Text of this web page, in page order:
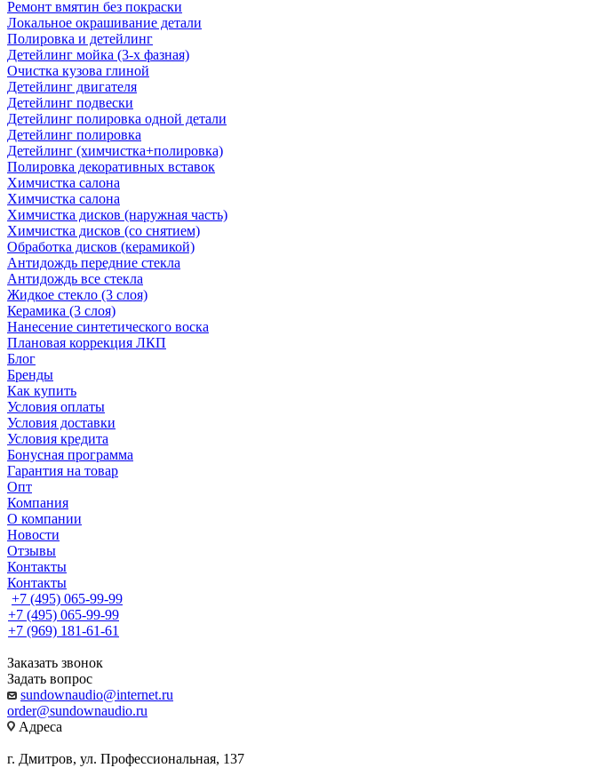
Ремонт вмятин без покраски
Локальное окрашивание детали
Полировка и детейлинг
Детейлинг мойка (3-х фазная)
Очистка кузова глиной
Детейлинг двигателя
Детейлинг подвески
Детейлинг полировка одной детали
Детейлинг полировка
Детейлинг (химчистка+полировка)
Полировка декоративных вставок
Химчистка салона
Химчистка салона
Химчистка дисков (наружная часть)
Химчистка дисков (со снятием)
Обработка дисков (керамикой)
Антидождь передние стекла
Антидождь все стекла
Жидкое стекло (3 слоя)
Керамика (3 слоя)
Нанесение синтетического воска
Плановая коррекция ЛКП
Блог
Бренды
Как купить
Условия оплаты
Условия доставки
Условия кредита
Бонусная программа
Гарантия на товар
Опт
Компания
О компании
Новости
Отзывы
Контакты
Контакты
+7 (495) 065-99-99
+7 (495) 065-99-99
+7 (969) 181-61-61
Заказать звонок
Задать вопрос
sundownaudio@internet.ru
order@sundownaudio.ru
Адреса
г. Дмитров, ул. Профессиональная, 137